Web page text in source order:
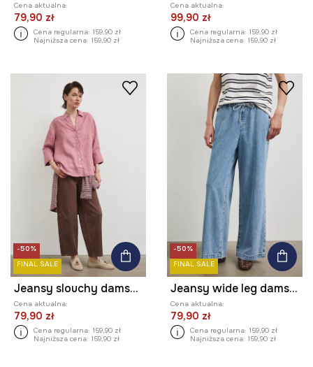
Cena aktualna:
79,90 zł
Cena regularna: 159,90 zł
Najniższa cena: 159,90 zł
Cena aktualna:
99,90 zł
Cena regularna: 159,90 zł
Najniższa cena: 159,90 zł
-50%
FINAL SALE
Jeansy slouchy damskie high waist
Cena aktualna:
79,90 zł
Cena regularna: 159,90 zł
Najniższa cena: 159,90 zł
-50%
FINAL SALE
Jeansy wide leg damskie
Cena aktualna:
79,90 zł
Cena regularna: 159,90 zł
Najniższa cena: 159,90 zł